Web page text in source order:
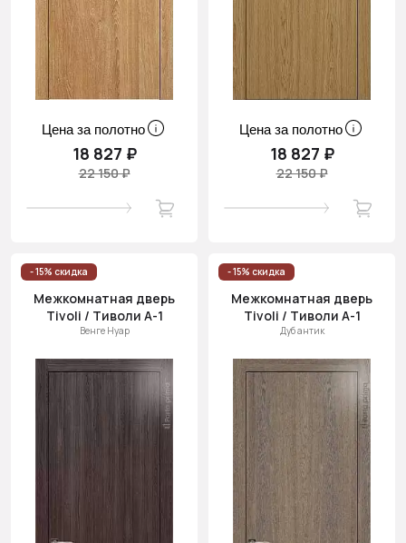
Цена за полотно
18 827 ₽
22 150 ₽
Цена за полотно
18 827 ₽
22 150 ₽
- 15% скидка
Межкомнатная дверь
Tivoli / Тиволи А-1
Венге Нуар
- 15% скидка
Межкомнатная дверь
Tivoli / Тиволи А-1
Дуб антик